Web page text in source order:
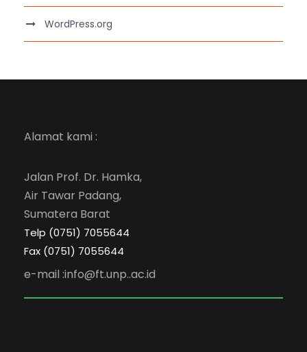
WordPress.org
Alamat kami :
Jalan Prof. Dr. Hamka,
Air Tawar Padang,
Sumatera Barat
Telp (0751) 7055644
Fax (0751) 7055644
e-mail :info@ft.unp..ac.id